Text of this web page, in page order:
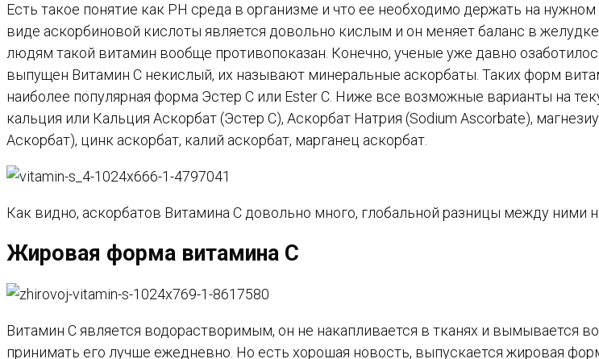
Есть такое понятие как PH среда в организме и что ее необходимо держать на
виде аскорбиновой кислоты является довольно кислым и он меняет баланс в
людям такой витамин вообще противопоказан. Конечно, ученые уже давно
выпущен Витамин С некислый, их называют минеральные аскорбаты. Таких форм
наиболее популярная форма Эстер С или Ester C. Ниже все возможные варианты на
кальция или Кальция Аскорбат (Эстер С), Аскорбат Натрия (Sodium Ascorbate),
Аскорбат), цинк аскорбат, калий аскорбат, марганец аскорбат.
Как видно, аскорбатов Витамина С довольно много, глобальной разницы между ними
Жировая форма витамина С
Витамин С является водорастворимым, он не накапливается в тканях и вымывается
принимать его лучше ежедневно. Но есть хорошая новость, выпускается жировая